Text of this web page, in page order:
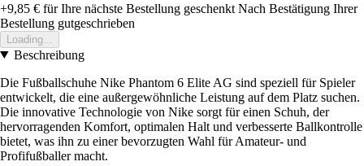
+9,85 € für Ihre nächste Bestellung geschenkt Nach Bestätigung Ihrer
Bestellung gutgeschrieben
Loading...
Beschreibung
Die Fußballschuhe Nike Phantom 6 Elite AG sind speziell für Spieler
entwickelt, die eine außergewöhnliche Leistung auf dem Platz suchen.
Die innovative Technologie von Nike sorgt für einen Schuh, der
hervorragenden Komfort, optimalen Halt und verbesserte Ballkontrolle
bietet, was ihn zu einer bevorzugten Wahl für Amateur- und
Profifußballer macht.